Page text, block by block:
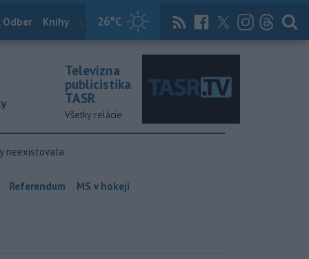
26°C
Odber Knihy Útulkovo Magazín News Now Archív
Televízna
publicistika
TASR
Všetky relácie
neexistovala
Referendum MS v hokeji